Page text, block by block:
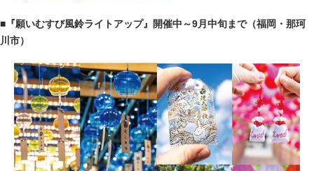
■『願いむすび風鈴ライトアップ』開催中～9月中旬まで（福岡・那珂
川市）